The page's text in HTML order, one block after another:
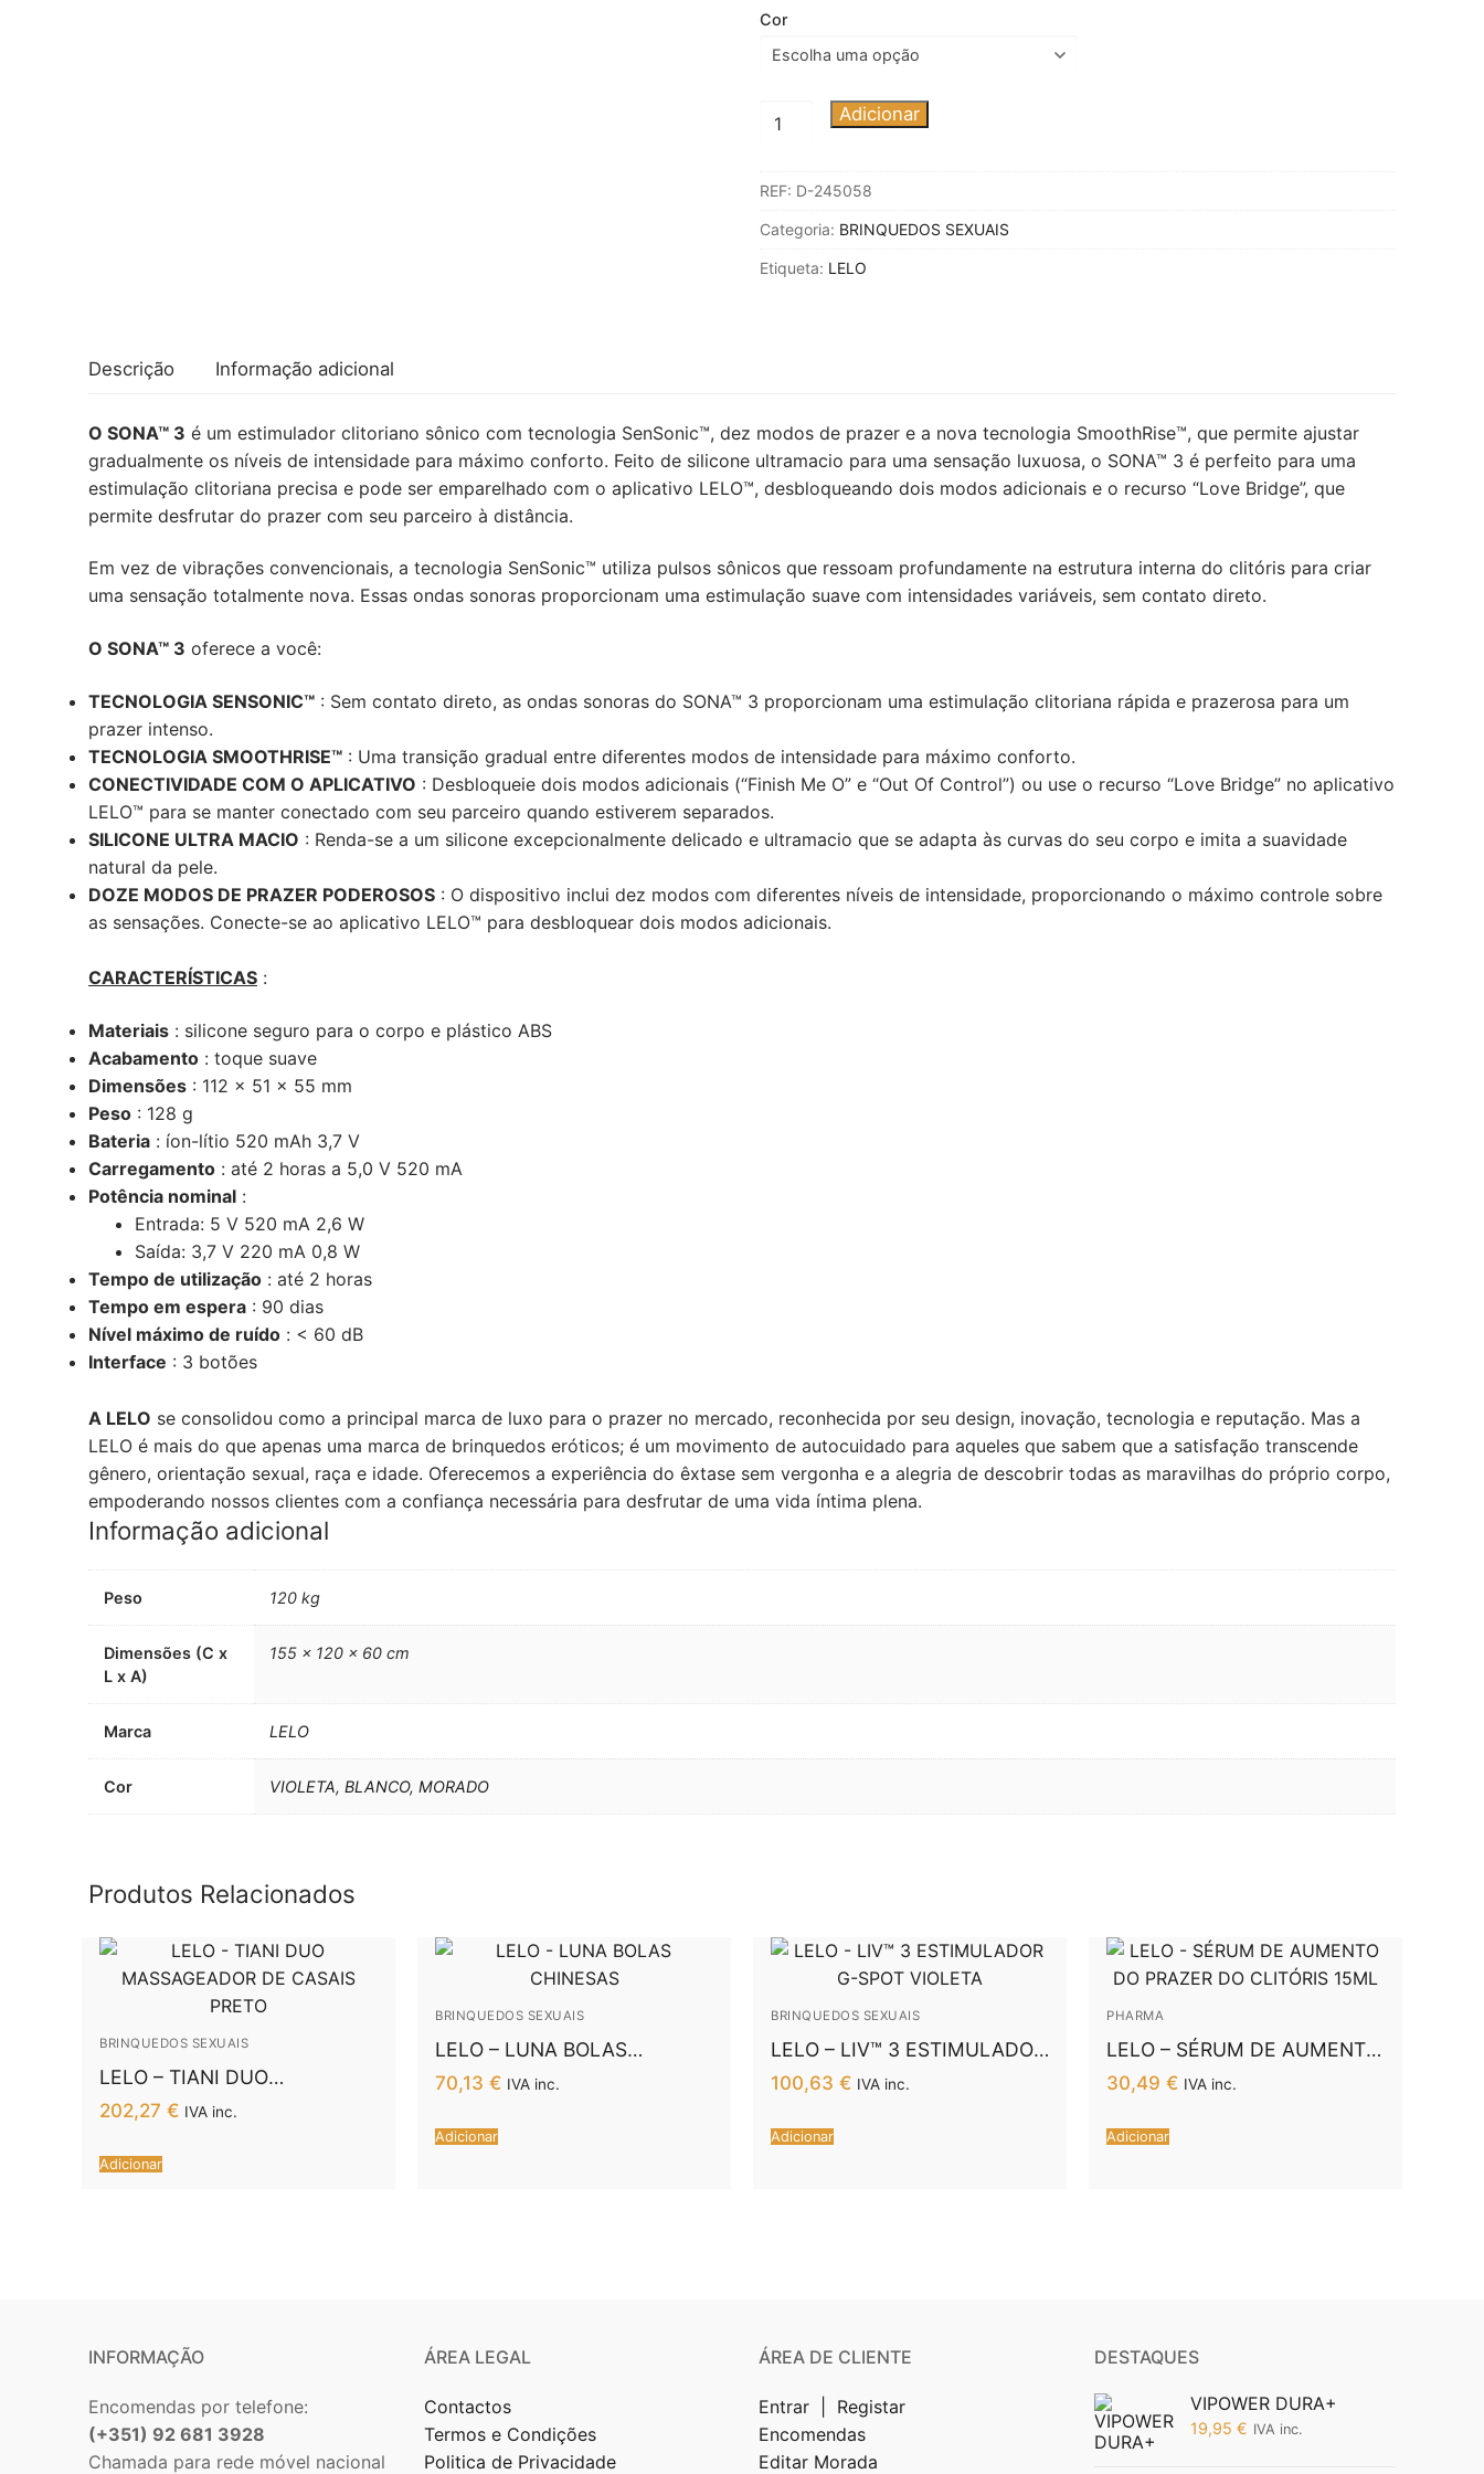
Cor
Quantidade
-
SONA
MASSAGEADOR
Adicionar
REF: D-245058
Categoria: BRINQUEDOS SEXUAIS
Etiqueta: LELO
Descrição Informação adicional
O SONA™ 3 é um estimulador clitoriano sônico com tecnologia SenSonic™, dez modos de prazer e a nova tecnologia SmoothRise™, que permite ajustar
gradualmente os níveis de intensidade para máximo conforto. Feito de silicone ultramacio para uma sensação luxuosa, o SONA™ 3 é perfeito para uma
estimulação clitoriana precisa e pode ser emparelhado com o aplicativo LELO™, desbloqueando dois modos adicionais e o recurso “Love Bridge”, que
permite desfrutar do prazer com seu parceiro à distância.
Em vez de vibrações convencionais, a tecnologia SenSonic™ utiliza pulsos sônicos que ressoam profundamente na estrutura interna do clitóris para criar
uma sensação totalmente nova. Essas ondas sonoras proporcionam uma estimulação suave com intensidades variáveis, sem contato direto.
O SONA™ 3 oferece a você:
TECNOLOGIA SENSONIC™ : Sem contato direto, as ondas sonoras do SONA™ 3 proporcionam uma estimulação clitoriana rápida e prazerosa para um
prazer intenso.
TECNOLOGIA SMOOTHRISE™ : Uma transição gradual entre diferentes modos de intensidade para máximo conforto.
CONECTIVIDADE COM O APLICATIVO : Desbloqueie dois modos adicionais (“Finish Me O” e “Out Of Control”) ou use o recurso “Love Bridge” no aplicativo
LELO™ para se manter conectado com seu parceiro quando estiverem separados.
SILICONE ULTRA MACIO : Renda-se a um silicone excepcionalmente delicado e ultramacio que se adapta às curvas do seu corpo e imita a suavidade
natural da pele.
DOZE MODOS DE PRAZER PODEROSOS : O dispositivo inclui dez modos com diferentes níveis de intensidade, proporcionando o máximo controle sobre
as sensações. Conecte-se ao aplicativo LELO™ para desbloquear dois modos adicionais.
CARACTERÍSTICAS :
Materiais : silicone seguro para o corpo e plástico ABS
Acabamento : toque suave
Dimensões : 112 x 51 x 55 mm
Peso : 128 g
Bateria : íon-lítio 520 mAh 3,7 V
Carregamento : até 2 horas a 5,0 V 520 mA
Potência nominal :
Entrada: 5 V 520 mA 2,6 W
Saída: 3,7 V 220 mA 0,8 W
Tempo de utilização : até 2 horas
Tempo em espera : 90 dias
Nível máximo de ruído : < 60 dB
Interface : 3 botões
A LELO se consolidou como a principal marca de luxo para o prazer no mercado, reconhecida por seu design, inovação, tecnologia e reputação. Mas a
LELO é mais do que apenas uma marca de brinquedos eróticos; é um movimento de autocuidado para aqueles que sabem que a satisfação transcende
gênero, orientação sexual, raça e idade. Oferecemos a experiência do êxtase sem vergonha e a alegria de descobrir todas as maravilhas do próprio corpo,
empoderando nossos clientes com a confiança necessária para desfrutar de uma vida íntima plena.
Informação adicional
Peso 120 kg
Dimensões (C x
L x A)
155 × 120 × 60 cm
Marca LELO
Cor VIOLETA,BLANCO,MORADO
Produtos Relacionados
BRINQUEDOS SEXUAIS
LELO – TIANI DUO
MASSAGEADOR DE CASAIS
PRETO
202,27 € IVA inc.
Adicionar
BRINQUEDOS SEXUAIS
LELO – LUNA BOLAS
CHINESAS
70,13 € IVA inc.
Adicionar
BRINQUEDOS SEXUAIS
LELO – LIV™ 3 ESTIMULADOR
G-SPOT VIOLETA
100,63 € IVA inc.
Adicionar
PHARMA
LELO – SÉRUM DE AUMENTO
DO PRAZER DO CLITÓRIS
15ML
30,49 € IVA inc.
Adicionar
INFORMAÇÃO
Encomendas por telefone:
(+351) 92 681 3928
Chamada para rede móvel nacional
ÁREA LEGAL
Contactos
Termos e Condições
Politica de Privacidade
ÁREA DE CLIENTE
Entrar | Registar
Encomendas
Editar Morada
DESTAQUES
VIPOWER DURA+
19,95 € IVA inc.